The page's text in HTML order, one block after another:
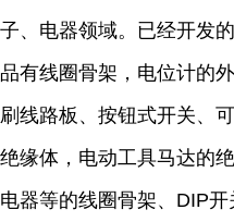
子、电器领域。已经开发
品有线圈骨架，电位计的
刷线路板、按钮式开关、
绝缘体，电动工具马达的
电器等的线圈骨架、DIP开